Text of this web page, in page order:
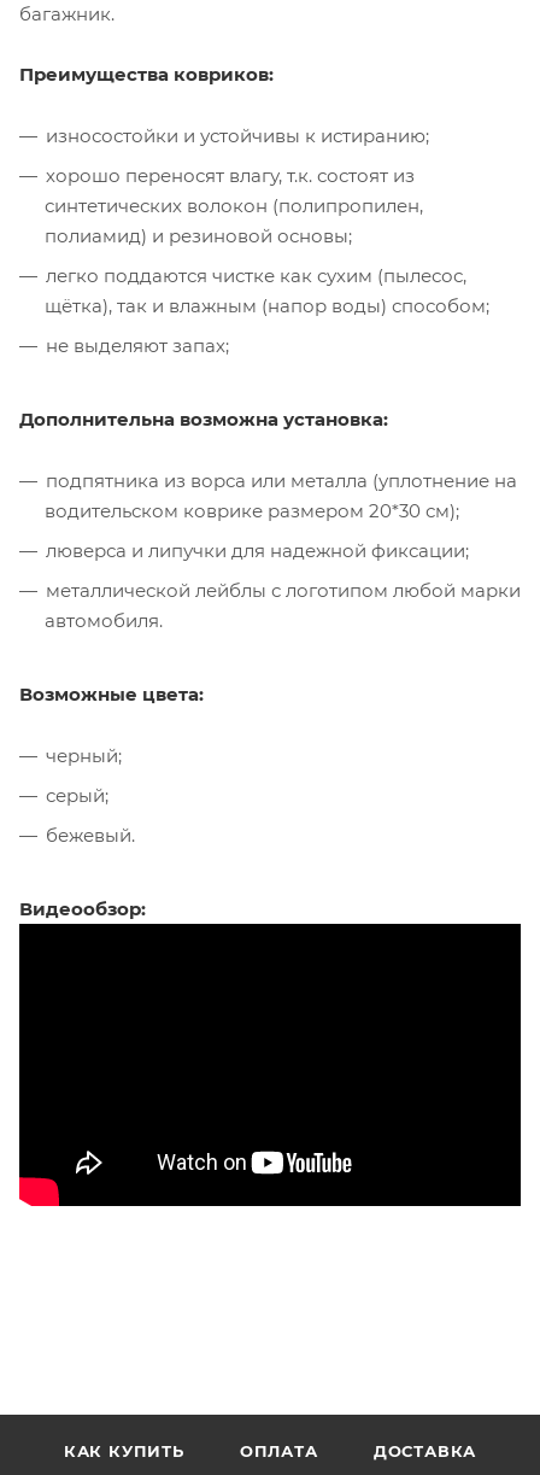
багажник.
Преимущества ковриков:
износостойки и устойчивы к истиранию;
хорошо переносят влагу, т.к. состоят из
синтетических волокон (полипропилен,
полиамид) и резиновой основы;
легко поддаются чистке как сухим (пылесос,
щётка), так и влажным (напор воды) способом;
не выделяют запах;
Дополнительна возможна установка:
подпятника из ворса или металла (уплотнение на
водительском коврике размером 20*30 см);
люверса и липучки для надежной фиксации;
металлической лейблы с логотипом любой марки
автомобиля.
Возможные цвета:
черный;
серый;
бежевый.
Видеообзор:
КАК КУПИТЬ ОПЛАТА ДОСТАВКА